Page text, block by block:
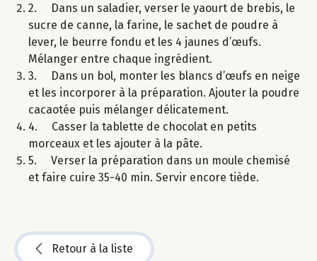
2. Dans un saladier, verser le yaourt de brebis, le
sucre de canne, la farine, le sachet de poudre à
lever, le beurre fondu et les 4 jaunes d’œufs.
Mélanger entre chaque ingrédient.
3. Dans un bol, monter les blancs d’œufs en neige
et les incorporer à la préparation. Ajouter la poudre
cacaotée puis mélanger délicatement.
4. Casser la tablette de chocolat en petits
morceaux et les ajouter à la pâte.
5. Verser la préparation dans un moule chemisé
et faire cuire 35-40 min. Servir encore tiède.
Retour à la liste